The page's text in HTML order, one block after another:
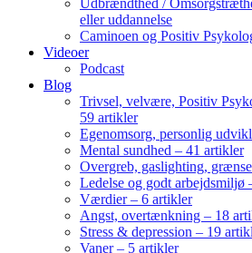
Udbrændthed /
eller uddannelse
Caminoen og Positiv
Videoer
Podcast
Blog
Trivsel, velvære, Positiv
59 artikler
Egenomsorg, personlig
Mental sundhed – 41 artikler
Overgreb, gaslighting,
Ledelse og godt arbejdsmiljø
Værdier – 6 artikler
Angst, overtænkning – 18
Stress & depression – 19
Vaner – 5 artikler